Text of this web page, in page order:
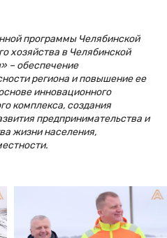
программы Челябинской
хозяйства в Челябинской
– обеспечение
региона и повышение ее
инновационного
комплекса, создания
предпринимательства и
жизни населения,